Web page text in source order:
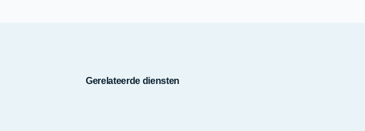
Gerelateerde diensten